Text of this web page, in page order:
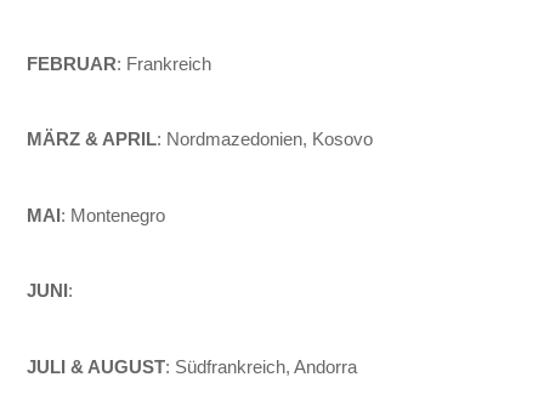
FEBRUAR: Frankreich
MÄRZ & APRIL: Nordmazedonien, Kosovo
MAI: Montenegro
JUNI:
JULI & AUGUST: Südfrankreich, Andorra